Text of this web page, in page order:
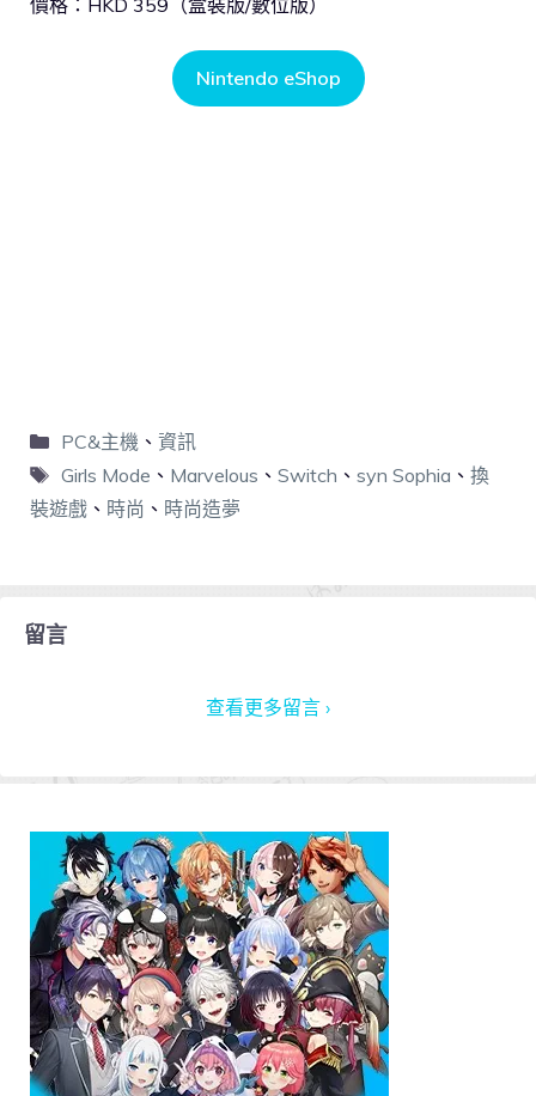
價格：HKD 359（盒裝版/數位版）
Nintendo eShop
PC&主機、 資訊
Girls Mode 、 Marvelous 、 Switch 、 syn Sophia 、 換
裝遊戲 、 時尚 、 時尚造夢
留言
查看更多留言 ›